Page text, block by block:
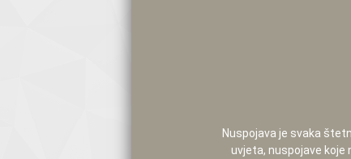
Nuspojava je svaka
uvjeta, nuspojave koje